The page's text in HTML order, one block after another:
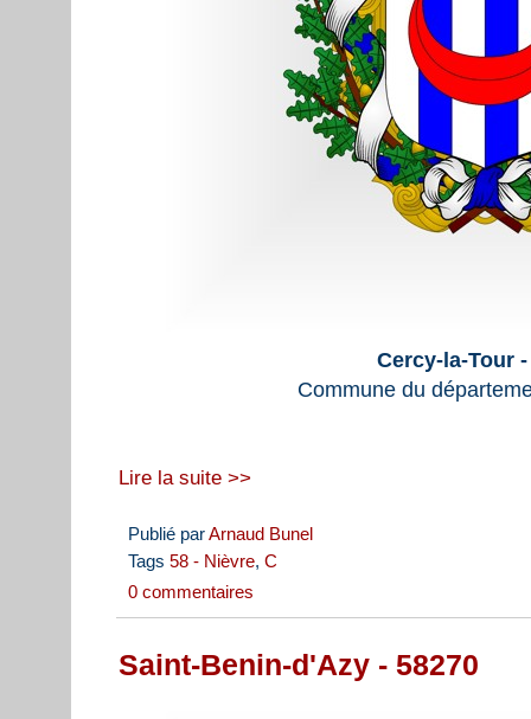
Cercy-la-Tour -
Commune du
Lire la suite >>
Publié parArnaud Bunel
Tags 58 - Nièvre, C
0 commentaires
Saint-Benin-d'Azy - 58270